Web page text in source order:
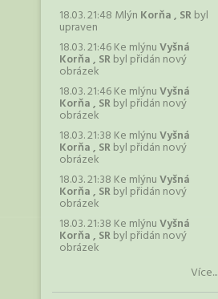
18.03. 21:48 Mlýn Korňa , SRbyl
upraven
18.03. 21:46 Ke mlýnuVyšná
Korňa , SRbyl přidán nový
obrázek
18.03. 21:46 Ke mlýnuVyšná
Korňa , SRbyl přidán nový
obrázek
18.03. 21:38 Ke mlýnuVyšná
Korňa , SRbyl přidán nový
obrázek
18.03. 21:38 Ke mlýnuVyšná
Korňa , SRbyl přidán nový
obrázek
18.03. 21:38 Ke mlýnuVyšná
Korňa , SRbyl přidán nový
obrázek
Více...